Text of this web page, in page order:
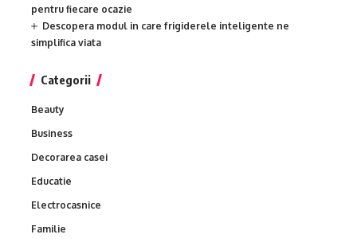
pentru fiecare ocazie
Descopera modul in care frigiderele inteligente ne
simplifica viata
Categorii
Beauty
Business
Decorarea casei
Educatie
Electrocasnice
Familie